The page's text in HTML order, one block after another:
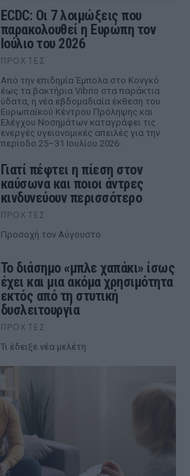
ECDC: Οι 7 λοιμώξεις που
παρακολουθεί η Ευρώπη τον
Ιούλιο του 2026
ΠΡΟΧΤΈΣ
Από την επιδημία Έμπολα στο Κονγκό
έως τα βακτήρια Vibrio στα παράκτια
ύδατα, η νέα εβδομαδιαία έκθεση του
Ευρωπαϊκού Κέντρου Πρόληψης και
Ελέγχου Νοσημάτων καταγράφει τις
ενεργές υγειονομικές απειλές για την
περίοδο 25–31 Ιουλίου 2026.
Γιατί πέφτει η πίεση στον
καύσωνα και ποιοι άντρες
κινδυνεύουν περισσότερο
ΠΡΟΧΤΈΣ
Προσοχή τον Αύγουστο
Το διάσημο «μπλε χαπάκι» ίσως
έχει και μια ακόμα χρησιμότητα
εκτός από τη στυτική
δυσλειτουργία
ΠΡΟΧΤΈΣ
Τι έδειξε νέα μελέτη